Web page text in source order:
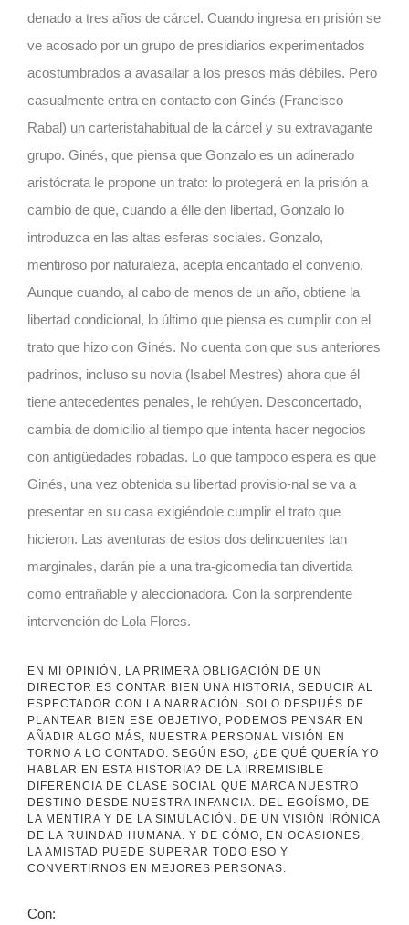
denado a tres años de cárcel. Cuando ingresa en prisión se
ve acosado por un grupo de presidiarios experimentados
acostumbrados a avasallar a los presos más débiles. Pero
casualmente entra en contacto con Ginés (Francisco
Rabal) un carteristahabitual de la cárcel y su extravagante
grupo. Ginés, que piensa que Gonzalo es un adinerado
aristócrata le propone un trato: lo protegerá en la prisión a
cambio de que, cuando a élle den libertad, Gonzalo lo
introduzca en las altas esferas sociales. Gonzalo,
mentiroso por naturaleza, acepta encantado el convenio.
Aunque cuando, al cabo de menos de un año, obtiene la
libertad condicional, lo último que piensa es cumplir con el
trato que hizo con Ginés. No cuenta con que sus anteriores
padrinos, incluso su novia (Isabel Mestres) ahora que él
tiene antecedentes penales, le rehúyen. Desconcertado,
cambia de domicilio al tiempo que intenta hacer negocios
con antigüedades robadas. Lo que tampoco espera es que
Ginés, una vez obtenida su libertad provisio-nal se va a
presentar en su casa exigiéndole cumplir el trato que
hicieron. Las aventuras de estos dos delincuentes tan
marginales, darán pie a una tra-gicomedia tan divertida
como entrañable y aleccionadora. Con la sorprendente
intervención de Lola Flores.
EN MI OPINIÓN, LA PRIMERA OBLIGACIÓN DE UN
DIRECTOR ES CONTAR BIEN UNA HISTORIA, SEDUCIR AL
ESPECTADOR CON LA NARRACIÓN. SOLO DESPUÉS DE
PLANTEAR BIEN ESE OBJETIVO, PODEMOS PENSAR EN
AÑADIR ALGO MÁS, NUESTRA PERSONAL VISIÓN EN
TORNO A LO CONTADO. SEGÚN ESO, ¿DE QUÉ QUERÍA YO
HABLAR EN ESTA HISTORIA? DE LA IRREMISIBLE
DIFERENCIA DE CLASE SOCIAL QUE MARCA NUESTRO
DESTINO DESDE NUESTRA INFANCIA. DEL EGOÍSMO, DE
LA MENTIRA Y DE LA SIMULACIÓN. DE UN VISIÓN IRÓNICA
DE LA RUINDAD HUMANA. Y DE CÓMO, EN OCASIONES,
LA AMISTAD PUEDE SUPERAR TODO ESO Y
CONVERTIRNOS EN MEJORES PERSONAS.
Con: